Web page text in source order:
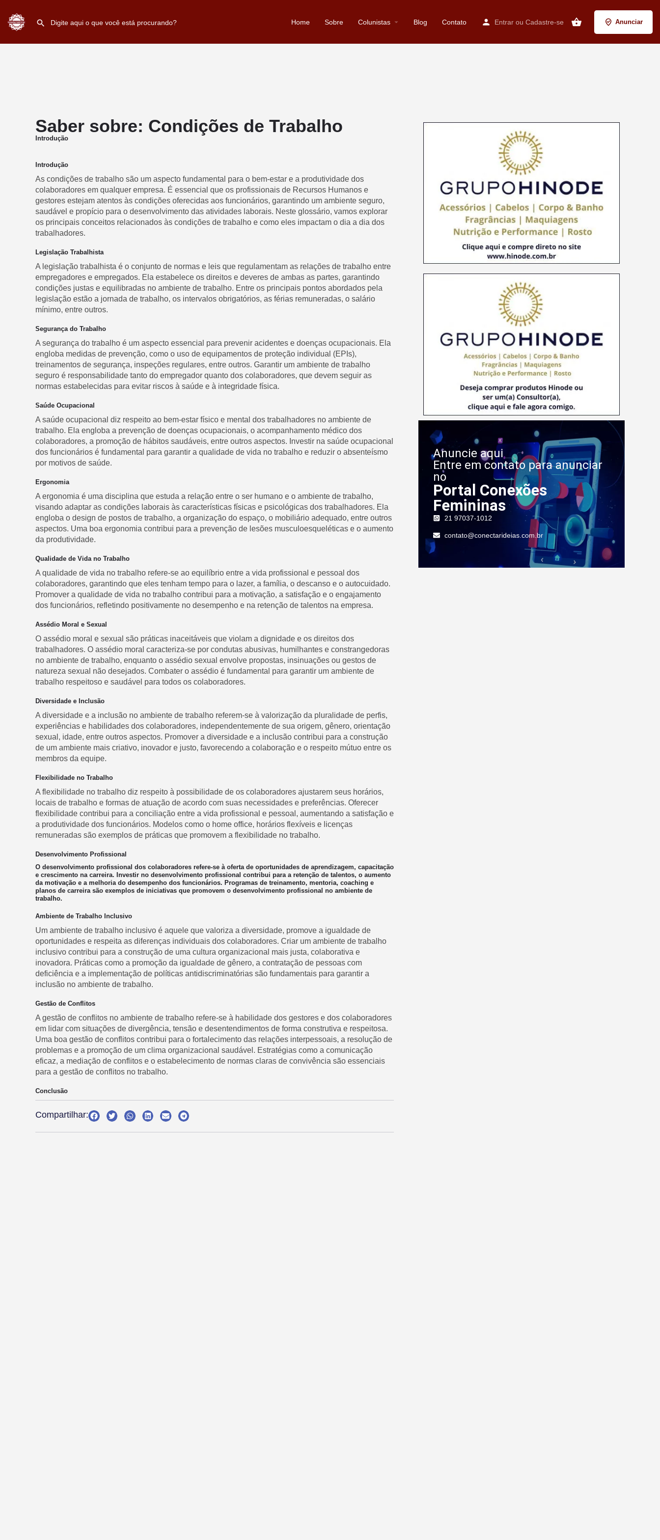
Home Sobre Colunistas Blog Contato Entrar ou Cadastre-se Anunciar
Saber sobre: Condições de Trabalho
Introdução
Introdução
As condições de trabalho são um aspecto fundamental para o bem-estar e a produtividade dos
colaboradores em qualquer empresa. É essencial que os profissionais de Recursos Humanos e
gestores estejam atentos às condições oferecidas aos funcionários, garantindo um ambiente seguro,
saudável e propício para o desenvolvimento das atividades laborais. Neste glossário, vamos explorar
os principais conceitos relacionados às condições de trabalho e como eles impactam o dia a dia dos
trabalhadores.
Legislação Trabalhista
A legislação trabalhista é o conjunto de normas e leis que regulamentam as relações de trabalho entre
empregadores e empregados. Ela estabelece os direitos e deveres de ambas as partes, garantindo
condições justas e equilibradas no ambiente de trabalho. Entre os principais pontos abordados pela
legislação estão a jornada de trabalho, os intervalos obrigatórios, as férias remuneradas, o salário
mínimo, entre outros.
Segurança do Trabalho
A segurança do trabalho é um aspecto essencial para prevenir acidentes e doenças ocupacionais. Ela
engloba medidas de prevenção, como o uso de equipamentos de proteção individual (EPIs),
treinamentos de segurança, inspeções regulares, entre outros. Garantir um ambiente de trabalho
seguro é responsabilidade tanto do empregador quanto dos colaboradores, que devem seguir as
normas estabelecidas para evitar riscos à saúde e à integridade física.
Saúde Ocupacional
A saúde ocupacional diz respeito ao bem-estar físico e mental dos trabalhadores no ambiente de
trabalho. Ela engloba a prevenção de doenças ocupacionais, o acompanhamento médico dos
colaboradores, a promoção de hábitos saudáveis, entre outros aspectos. Investir na saúde ocupacional
dos funcionários é fundamental para garantir a qualidade de vida no trabalho e reduzir o absenteísmo
por motivos de saúde.
Ergonomia
A ergonomia é uma disciplina que estuda a relação entre o ser humano e o ambiente de trabalho,
visando adaptar as condições laborais às características físicas e psicológicas dos trabalhadores. Ela
engloba o design de postos de trabalho, a organização do espaço, o mobiliário adequado, entre outros
aspectos. Uma boa ergonomia contribui para a prevenção de lesões musculoesqueléticas e o aumento
da produtividade.
Qualidade de Vida no Trabalho
A qualidade de vida no trabalho refere-se ao equilíbrio entre a vida profissional e pessoal dos
colaboradores, garantindo que eles tenham tempo para o lazer, a família, o descanso e o autocuidado.
Promover a qualidade de vida no trabalho contribui para a motivação, a satisfação e o engajamento
dos funcionários, refletindo positivamente no desempenho e na retenção de talentos na empresa.
Assédio Moral e Sexual
O assédio moral e sexual são práticas inaceitáveis que violam a dignidade e os direitos dos
trabalhadores. O assédio moral caracteriza-se por condutas abusivas, humilhantes e constrangedoras
no ambiente de trabalho, enquanto o assédio sexual envolve propostas, insinuações ou gestos de
natureza sexual não desejados. Combater o assédio é fundamental para garantir um ambiente de
trabalho respeitoso e saudável para todos os colaboradores.
Diversidade e Inclusão
A diversidade e a inclusão no ambiente de trabalho referem-se à valorização da pluralidade de perfis,
experiências e habilidades dos colaboradores, independentemente de sua origem, gênero, orientação
sexual, idade, entre outros aspectos. Promover a diversidade e a inclusão contribui para a construção
de um ambiente mais criativo, inovador e justo, favorecendo a colaboração e o respeito mútuo entre os
membros da equipe.
Flexibilidade no Trabalho
A flexibilidade no trabalho diz respeito à possibilidade de os colaboradores ajustarem seus horários,
locais de trabalho e formas de atuação de acordo com suas necessidades e preferências. Oferecer
flexibilidade contribui para a conciliação entre a vida profissional e pessoal, aumentando a satisfação e
a produtividade dos funcionários. Modelos como o home office, horários flexíveis e licenças
remuneradas são exemplos de práticas que promovem a flexibilidade no trabalho.
Desenvolvimento Profissional
O desenvolvimento profissional dos colaboradores refere-se à oferta de oportunidades de aprendizagem, capacitação
e crescimento na carreira. Investir no desenvolvimento profissional contribui para a retenção de talentos, o aumento
da motivação e a melhoria do desempenho dos funcionários. Programas de treinamento, mentoria, coaching e
planos de carreira são exemplos de iniciativas que promovem o desenvolvimento profissional no ambiente de
trabalho.
Ambiente de Trabalho Inclusivo
Um ambiente de trabalho inclusivo é aquele que valoriza a diversidade, promove a igualdade de
oportunidades e respeita as diferenças individuais dos colaboradores. Criar um ambiente de trabalho
inclusivo contribui para a construção de uma cultura organizacional mais justa, colaborativa e
inovadora. Práticas como a promoção da igualdade de gênero, a contratação de pessoas com
deficiência e a implementação de políticas antidiscriminatórias são fundamentais para garantir a
inclusão no ambiente de trabalho.
Gestão de Conflitos
A gestão de conflitos no ambiente de trabalho refere-se à habilidade dos gestores e dos colaboradores
em lidar com situações de divergência, tensão e desentendimentos de forma construtiva e respeitosa.
Uma boa gestão de conflitos contribui para o fortalecimento das relações interpessoais, a resolução de
problemas e a promoção de um clima organizacional saudável. Estratégias como a comunicação
eficaz, a mediação de conflitos e o estabelecimento de normas claras de convivência são essenciais
para a gestão de conflitos no trabalho.
Conclusão
Compartilhar:
Anuncie aqui
Entre em contato para anunciar
no
Portal Conexões
Femininas
21 97037-1012
contato@conectarideias.com.br